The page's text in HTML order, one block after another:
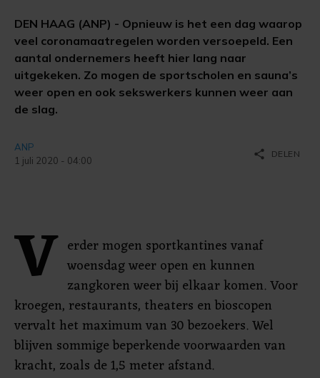
DEN HAAG (ANP) - Opnieuw is het een dag waarop
veel coronamaatregelen worden versoepeld. Een
aantal ondernemers heeft hier lang naar
uitgekeken. Zo mogen de sportscholen en sauna’s
weer open en ook sekswerkers kunnen weer aan
de slag.
ANP
1 juli 2020 - 04:00
share DELEN
V erder mogen sportkantines vanaf
woensdag weer open en kunnen
zangkoren weer bij elkaar komen. Voor
kroegen, restaurants, theaters en bioscopen
vervalt het maximum van 30 bezoekers. Wel
blijven sommige beperkende voorwaarden van
kracht, zoals de 1,5 meter afstand.